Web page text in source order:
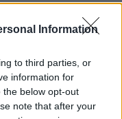
Information
to third parties, or
information for
the below opt-out
note that after your
generuojama
34 proc.,
apyvartos.
Marketplace‘ą